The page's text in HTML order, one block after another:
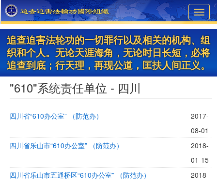
Skip
to
main
content
追查迫害法轮功的一切罪行以及相关的机构、组
织和个人。无论天涯海角，无论时日长短，必将
追查到底；行天理，再现公道，匡扶人间正义。
"610"系统责任单位 - 四川
四川省“610办公室” （防范办）
2017-
08-01
四川省乐山市“610办公室” （防范办）
2018-
01-15
四川省乐山市五通桥区“610办公室” （防范办）
2018-